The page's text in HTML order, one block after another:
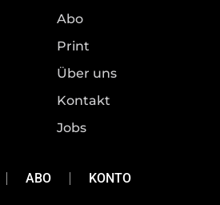
Abo
Print
Über uns
Kontakt
Jobs
ABO KONTO